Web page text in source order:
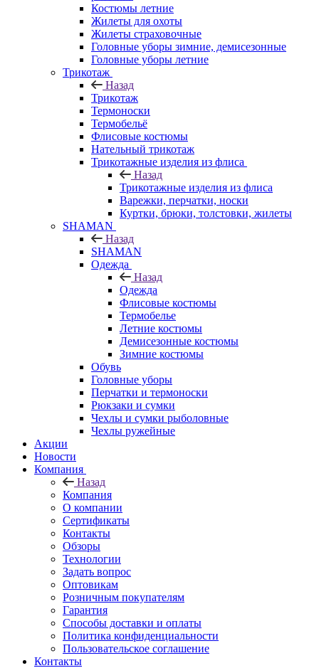
Костюмы летние
Жилеты для охоты
Жилеты страховочные
Головные уборы зимние, демисезонные
Головные уборы летние
Трикотаж
Назад
Трикотаж
Термоноски
Термобельё
Флисовые костюмы
Нательный трикотаж
Трикотажные изделия из флиса
Назад
Трикотажные изделия из флиса
Варежки, перчатки, носки
Куртки, брюки, толстовки, жилеты
SHAMAN
Назад
SHAMAN
Одежда
Назад
Одежда
Флисовые костюмы
Термобелье
Летние костюмы
Демисезонные костюмы
Зимние костюмы
Обувь
Головные уборы
Перчатки и термоноски
Рюкзаки и сумки
Чехлы и сумки рыболовные
Чехлы ружейные
Акции
Новости
Компания
Назад
Компания
О компании
Сертификаты
Контакты
Обзоры
Технологии
Задать вопрос
Оптовикам
Розничным покупателям
Гарантия
Способы доставки и оплаты
Политика конфиденциальности
Пользовательское соглашение
Контакты